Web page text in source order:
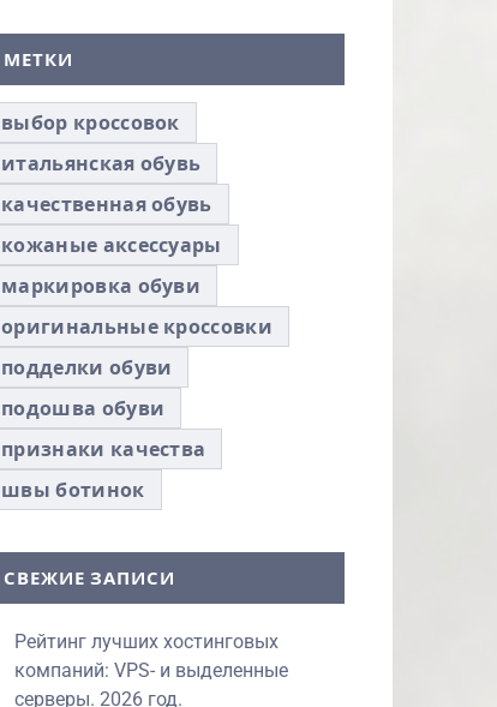
МЕТКИ
выбор кроссовок
итальянская обувь
качественная обувь
кожаные аксессуары
маркировка обуви
оригинальные кроссовки
подделки обуви
подошва обуви
признаки качества
швы ботинок
СВЕЖИЕ ЗАПИСИ
Рейтинг лучших хостинговых
компаний: VPS- и выделенные
серверы. 2026 год.